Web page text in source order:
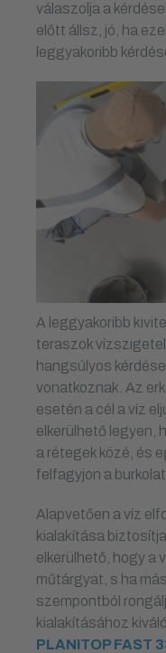
válaszolja a
előtt állsz, jó, ha
leggyakoribb
A leggyakoribb
teraszok
hangsúlyos
vonatkoznak. Az
esetén a cél a víz
elkerülhető legyen,
a rétegek közé, és
felfagyjon a burkolat.
Alapvetően a víz
kialakítása
elkerülhető, hogy a
műtárgyat, s ha
szempontból
kialakításához
PLANITOP FAST